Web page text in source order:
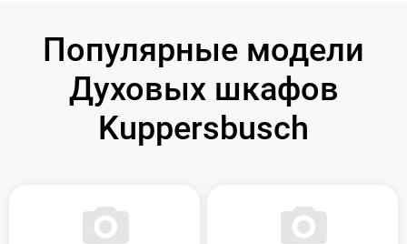
Популярные модели
Духовых шкафов
Kuppersbusch